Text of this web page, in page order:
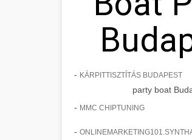
- KÁRPITTISZTÍTÁS BUDAPEST
party boat
- MMC CHIPTUNING
-